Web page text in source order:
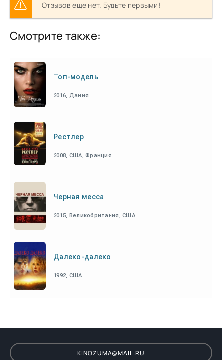
Отзывов еще нет. Будьте первыми!
Смотрите также:
Топ-модель
2016, Дания
Рестлер
2008, США, Франция
Черная месса
2015, Великобритания, США
Далеко-далеко
1992, США
KINOZUMA@MAIL.RU